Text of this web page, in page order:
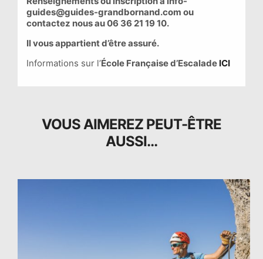
guides@guides-grandbornand.com ou
contactez nous au 06 36 21 19 10.
Il vous appartient d’être assuré.
Informations sur l’École Française d’Escalade ICI
VOUS AIMEREZ PEUT-ÊTRE
AUSSI…